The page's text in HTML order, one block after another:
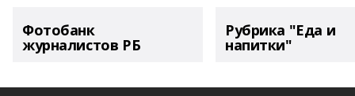
Фотобанк
журналистов РБ
Рубрика "Еда и
напитки"